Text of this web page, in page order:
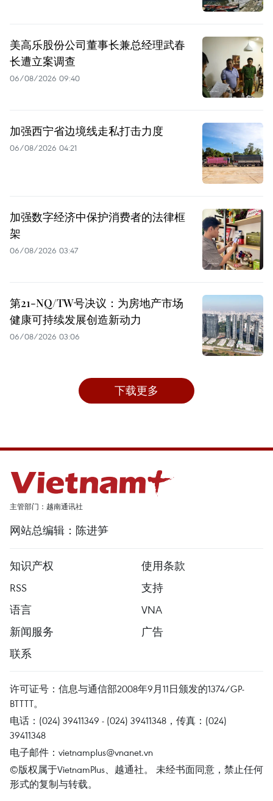
美高乐股份公司董事长兼总经理武春
长遭立案调查
06/08/2026 09:40
加强西宁省边境线走私打击力度
06/08/2026 04:21
加强数字经济中保护消费者的法律框
架
06/08/2026 03:47
第21-NQ/TW号决议：为房地产市场
健康可持续发展创造新动力
06/08/2026 03:06
下载更多
主管部门：越南通讯社
网站总编辑：陈进笋
知识产权
使用条款
RSS
支持
语言
VNA
新闻服务
广告
联系
许可证号：信息与通信部2008年9月11日颁发的1374/GP-
BTTTT。
电话：(024) 39411349 - (024) 39411348，传真：(024)
39411348
电子邮件： vietnamplus@vnanet.vn
©版权属于VietnamPlus、越通社。 未经书面同意，禁止任何
形式的复制与转载。